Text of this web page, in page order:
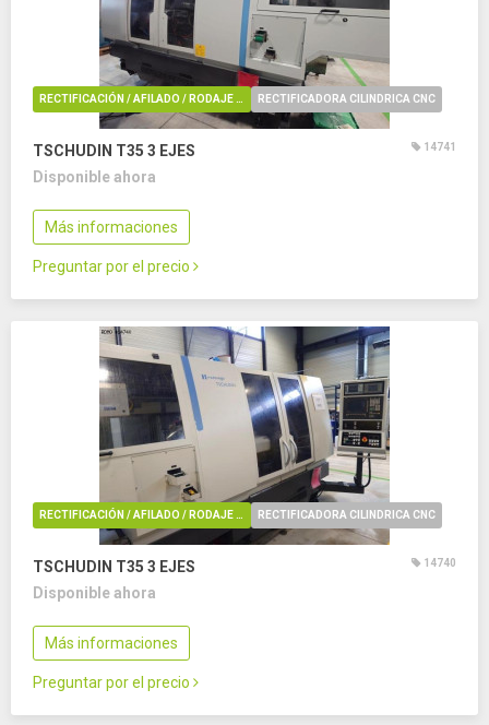
RECTIFICACIÓN / AFILADO / RODAJE / REBARBADO / PULIDO RECTIFICADORA CILINDRICA CNC
TSCHUDIN T35 3 EJES 14741
Disponible ahora
Más informaciones
Preguntar por el precio
RECTIFICACIÓN / AFILADO / RODAJE / REBARBADO / PULIDO RECTIFICADORA CILINDRICA CNC
TSCHUDIN T35 3 EJES 14740
Disponible ahora
Más informaciones
Preguntar por el precio